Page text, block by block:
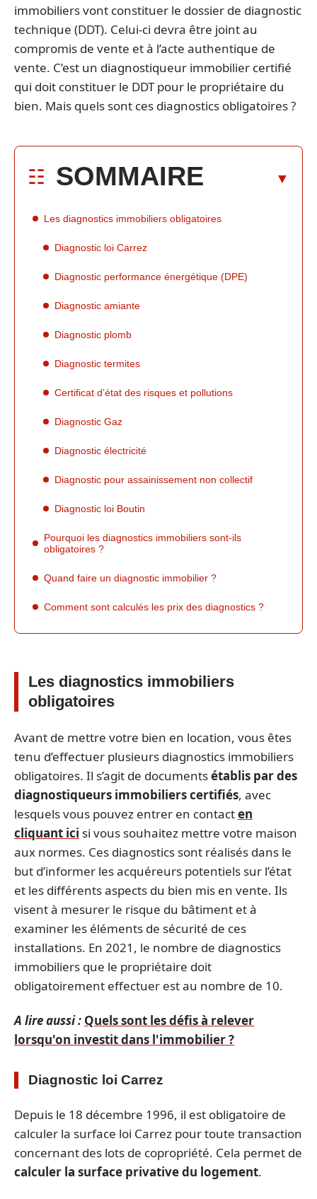
immobiliers vont constituer le dossier de diagnostic
technique (DDT). Celui-ci devra être joint au
compromis de vente et à l’acte authentique de
vente. C’est un diagnostiqueur immobilier certifié
qui doit constituer le DDT pour le propriétaire du
bien. Mais quels sont ces diagnostics obligatoires ?
SOMMAIRE
Les diagnostics immobiliers obligatoires
Diagnostic loi Carrez
Diagnostic performance énergétique (DPE)
Diagnostic amiante
Diagnostic plomb
Diagnostic termites
Certificat d’état des risques et pollutions
Diagnostic Gaz
Diagnostic électricité
Diagnostic pour assainissement non collectif
Diagnostic loi Boutin
Pourquoi les diagnostics immobiliers sont-ils
obligatoires ?
Quand faire un diagnostic immobilier ?
Comment sont calculés les prix des diagnostics ?
Les diagnostics immobiliers
obligatoires
Avant de mettre votre bien en location, vous êtes
tenu d’effectuer plusieurs diagnostics immobiliers
obligatoires. Il s’agit de documentsétablis par des
diagnostiqueurs immobiliers certifiés, avec
lesquels vous pouvez entrer en contacten
cliquant ici si vous souhaitez mettre votre maison
aux normes. Ces diagnostics sont réalisés dans le
but d’informer les acquéreurs potentiels sur l’état
et les différents aspects du bien mis en vente. Ils
visent à mesurer le risque du bâtiment et à
examiner les éléments de sécurité de ces
installations. En 2021, le nombre de diagnostics
immobiliers que le propriétaire doit
obligatoirement effectuer est au nombre de 10.
A lire aussi : Quels sont les défis à relever
lorsqu'on investit dans l'immobilier ?
Diagnostic loi Carrez
Depuis le 18 décembre 1996, il est obligatoire de
calculer la surface loi Carrez pour toute transaction
concernant des lots de copropriété. Cela permet de
calculer la surface privative du logement.